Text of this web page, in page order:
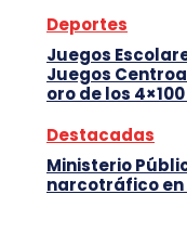
Deportes
Juegos
Juegos
oro de los
Destacadas
Ministerio
narcotráfico en